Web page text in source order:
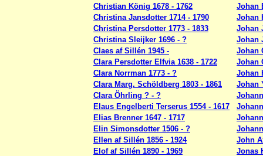
Christian König 1678 - 1762
Johan
Christina Jansdotter 1714 - 1790
Johan
Christina Persdotter 1773 - 1833
Johan
Christina Sleijker 1696 - ?
Johan
Claes af Sillén 1945 -
Johan
Clara Persdotter Elfvia 1638 - 1722
Johan
Clara Norrman 1773 - ?
Johan
Clara Marg. Schöldberg 1803 - 1861
Johan
Clara Öhrling ? - ?
Elaus Engelberti Terserus 1554 - 1617
Elias Brenner 1647 - 1717
Elin Simonsdotter 1506 - ?
Ellen af Sillén 1856 - 1924
John
Elof af Sillén 1890 - 1969
Jonas